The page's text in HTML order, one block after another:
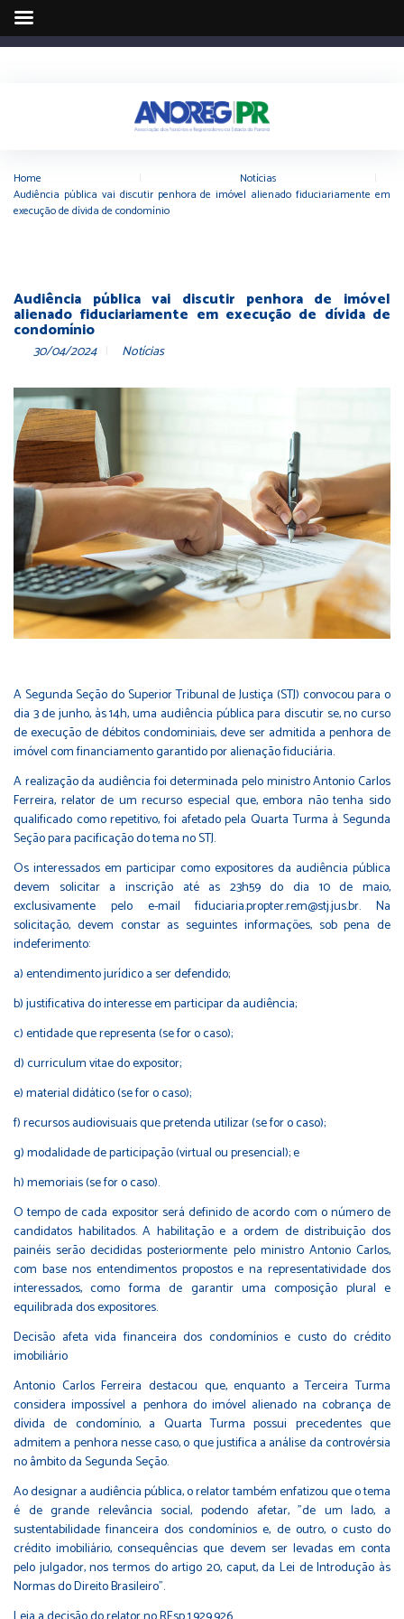
Home Notícias
Audiência pública vai discutir penhora de imóvel alienado fiduciariamente em
execução de dívida de condomínio
Audiência pública vai discutir penhora de imóvel
alienado fiduciariamente em execução de dívida de
condomínio
30/04/2024 Notícias
A Segunda Seção do Superior Tribunal de Justiça (STJ) convocou para o
dia 3 de junho, às 14h, uma audiência pública para discutir se, no curso
de execução de débitos condominiais, deve ser admitida a penhora de
imóvel com financiamento garantido por alienação fiduciária.
A realização da audiência foi determinada pelo ministro Antonio Carlos
Ferreira, relator de um recurso especial que, embora não tenha sido
qualificado como repetitivo, foi afetado pela Quarta Turma à Segunda
Seção para pacificação do tema no STJ.
Os interessados em participar como expositores da audiência pública
devem solicitar a inscrição até as 23h59 do dia 10 de maio,
exclusivamente pelo e-mail fiduciaria.propter.rem@stj.jus.br. Na
solicitação, devem constar as seguintes informações, sob pena de
indeferimento:
a) entendimento jurídico a ser defendido;
b) justificativa do interesse em participar da audiência;
c) entidade que representa (se for o caso);
d) curriculum vitae do expositor;
e) material didático (se for o caso);
f) recursos audiovisuais que pretenda utilizar (se for o caso);
g) modalidade de participação (virtual ou presencial); e
h) memoriais (se for o caso).
O tempo de cada expositor será definido de acordo com o número de
candidatos habilitados. A habilitação e a ordem de distribuição dos
painéis serão decididas posteriormente pelo ministro Antonio Carlos,
com base nos entendimentos propostos e na representatividade dos
interessados, como forma de garantir uma composição plural e
equilibrada dos expositores.
Decisão afeta vida financeira dos condomínios e custo do crédito
imobiliário
Antonio Carlos Ferreira destacou que, enquanto a Terceira Turma
considera impossível a penhora do imóvel alienado na cobrança de
dívida de condomínio, a Quarta Turma possui precedentes que
admitem a penhora nesse caso, o que justifica a análise da controvérsia
no âmbito da Segunda Seção.
Ao designar a audiência pública, o relator também enfatizou que o tema
é de grande relevância social, podendo afetar, "de um lado, a
sustentabilidade financeira dos condomínios e, de outro, o custo do
crédito imobiliário, consequências que devem ser levadas em conta
pelo julgador, nos termos do artigo 20, caput, da Lei de Introdução às
Normas do Direito Brasileiro".